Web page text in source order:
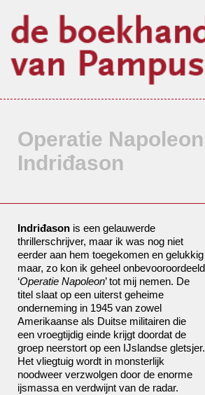
Operatie
Indriđason
Indriđason is een gelauwerde
thrillerschrijver, maar ik was nog niet
eerder aan hem toegekomen en gelukkig
maar, zo kon ik geheel onbevooroordeeld
‘Operatie Napoleon’ tot mij nemen. De
titel slaat op een uiterst geheime
onderneming in 1945 van zowel
Amerikaanse als Duitse militairen die
een vroegtijdig einde krijgt doordat de
groep neerstort op een IJslandse gletsjer.
Het vliegtuig wordt in monsterlijk
noodweer verzwolgen door de enorme
ijsmassa en verdwijnt van de radar.